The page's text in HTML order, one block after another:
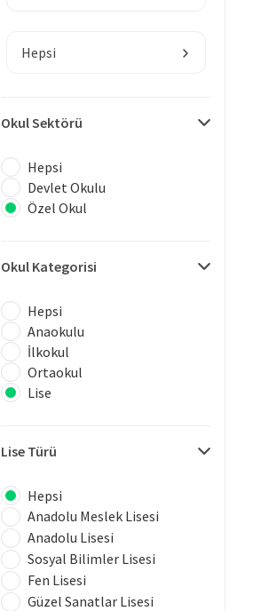
Hepsi
Okul Sektörü
Hepsi
Devlet Okulu
Özel Okul
Okul Kategorisi
Hepsi
Anaokulu
İlkokul
Ortaokul
Lise
Lise Türü
Hepsi
Anadolu Meslek Lisesi
Anadolu Lisesi
Sosyal Bilimler Lisesi
Fen Lisesi
Güzel Sanatlar Lisesi